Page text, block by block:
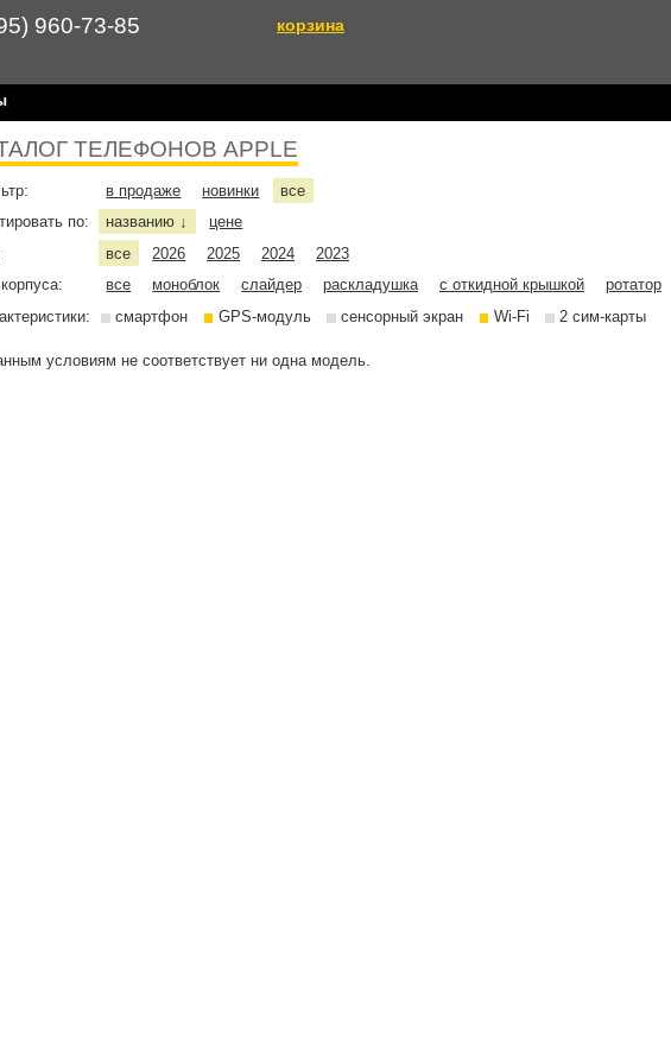
960-73-85 корзина
ТЕЛЕФОНОВ APPLE
в продаже новинки
все
по:
названию ↓
цене
все 2026 2025 2024
2023
все моноблок слайдер раскладушка с откидной крышкой ротатор
смартфон GPS-модуль сенсорный экран Wi-Fi 2 сим-карты
условиям не соответствует ни одна модель.